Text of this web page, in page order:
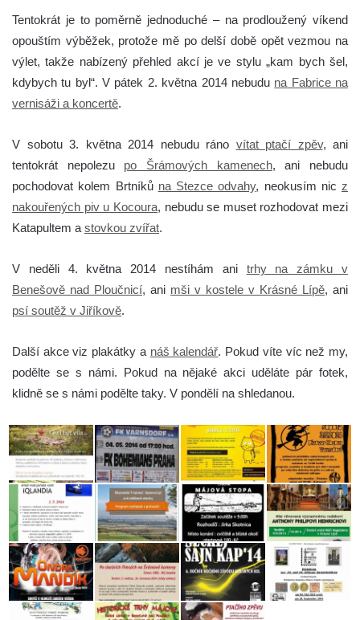
Tentokrát je to poměrně jednoduché – na prodloužený víkend
opouštím výběžek, protože mě po delší době opět vezmou na
výlet, takže nabízený přehled akcí je ve stylu „kam bych šel,
kdybych tu byl“.V pátek 2. května 2014 nebudu na Fabrice na
vernisáži a koncertě.
V sobotu 3. května 2014 nebudu ráno vítat ptačí zpěv, ani
tentokrát nepolezu po Šrámových kamenech, ani nebudu
pochodovat kolem Brtníků na Stezce odvahy, neokusím nic z
nakouřených piv u Kocoura, nebudu se muset rozhodovat mezi
Katapultem a stovkou zvířat.
V neděli 4. května 2014 nestíhám ani trhy na zámku v
Benešově nad Ploučnicí, ani mši v kostele v Krásné Lípě, ani
psí soutěž v Jiříkově.
Další akce viz plakátky a náš kalendář. Pokud víte víc než my,
podělte se s námi. Pokud na nějaké akci uděláte pár fotek,
klidně se s námi podělte taky. V pondělí na shledanou.